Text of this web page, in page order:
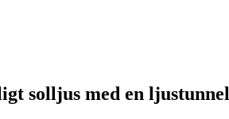
solljus med en